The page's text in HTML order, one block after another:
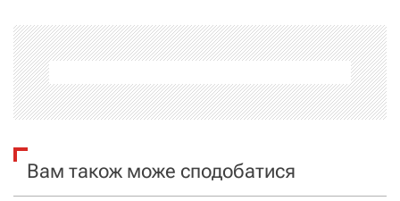
а
ц
і
Вам також може сподобатися